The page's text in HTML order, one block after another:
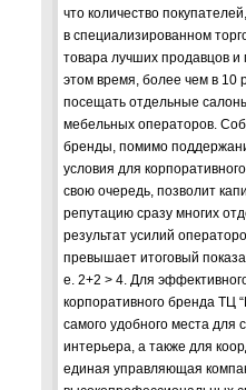
что количество
в специализированном
товара лучших продавцов и
этом время, более чем в 10
посещать отдельные
мебельных операторов.
бренды, помимо
условия для
свою очередь, позволит
репутацию сразу многих
результат усилий
превышает итоговый
е. 2+2 > 4. Для
корпоративного бренда
самого удобного места для
интерьера, а также для
единая управляющая